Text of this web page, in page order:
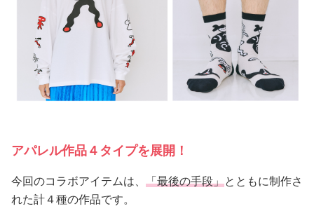
アパレル作品４タイプを展開！
今回のコラボアイテムは、 「最後の手段」とともに制作さ
れた計４種の作品です。